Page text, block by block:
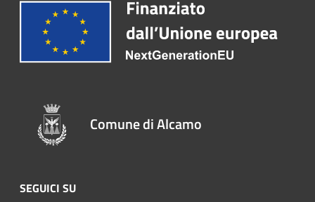
Comune di Alcamo
SEGUICI SU